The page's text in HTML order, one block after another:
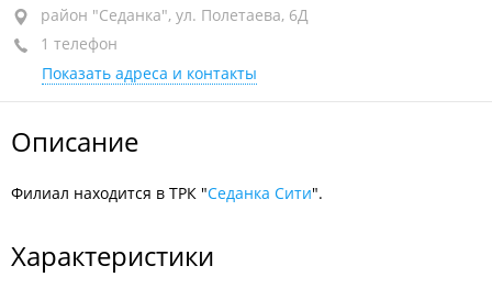
район "Седанка", ул. Полетаева, 6Д
1 телефон
Показать адреса и контакты
Описание
Филиал находится в ТРК "Седанка Сити".
Характеристики